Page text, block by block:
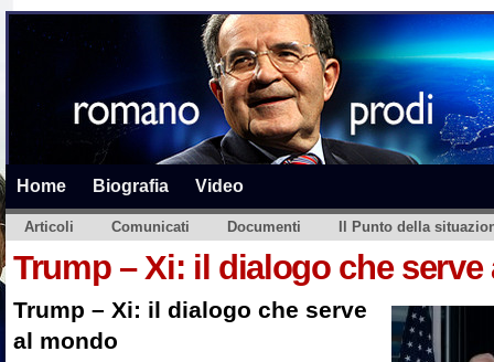
Home Biografia Video
Articoli Comunicati Documenti Il Punto della
Trump – Xi: il dialogo che
Trump – Xi: il dialogo che serve
al mondo